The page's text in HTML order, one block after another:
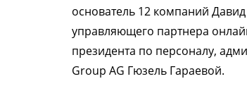
основатель 12 компаний
управляющего партнера
президента по персоналу,
Group AG Гюзель Гараевой.